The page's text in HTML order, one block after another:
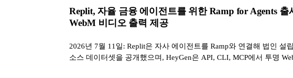
Replit, 자율 금융 에이전트를 위한 Ramp for Agents
WebM 비디오 출력 제공
2026년 7월 11일: Replit은 자사 에이전트를 Ramp와 연결해 법인
소스 데이터셋을 공개했으며, HeyGen은 API, CLI, MCP에서 투명